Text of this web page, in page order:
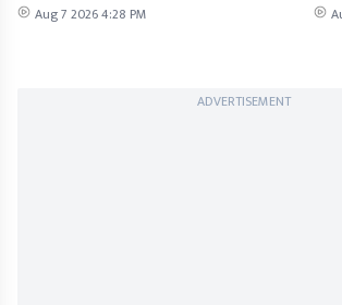
Aug 7 2026 4:28 PM
ADVERTISEMENT